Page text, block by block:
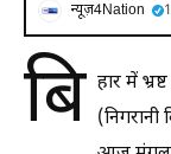
न्यूज़4Nation
बि हार में
(निगरानी